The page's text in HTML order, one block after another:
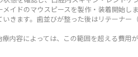
イドのマウスピースを製作・装着開始
きます。歯並びが整った後はリテーナー
内容によっては、この範囲を超える費用が